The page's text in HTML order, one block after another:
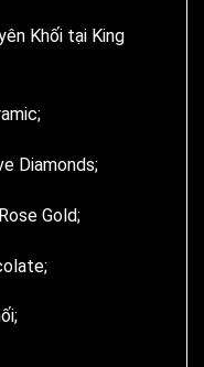
Khối tại King
Diamonds;
Gold;